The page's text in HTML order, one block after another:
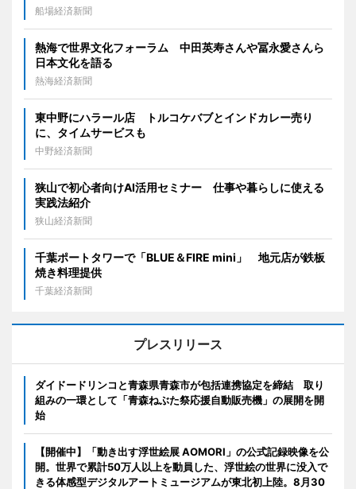
船場経済新聞
熱海で世界文化フォーラム 中田英寿さんや冨永愛さんら
日本文化を語る
熱海経済新聞
東中野にハラール店 トルコケバブとインドカレー売り
に、タイムサービスも
中野経済新聞
狭山で初心者向けAI活用セミナー 仕事や暮らしに使える
実践法紹介
狭山経済新聞
千葉ポートタワーで「BLUE＆FIRE mini」 地元店が鉄板
焼き料理提供
千葉経済新聞
プレスリリース
ダイドードリンコと青森県青森市が包括連携協定を締結 取り
組みの一環として「青森ねぶた祭応援自動販売機」の展開を開
始
【開催中】「動き出す浮世絵展 AOMORI」の公式記録映像を公
開。世界で累計50万人以上を動員した、浮世絵の世界に没入で
きる体感型デジタルアートミュージアムが東北初上陸。8月30